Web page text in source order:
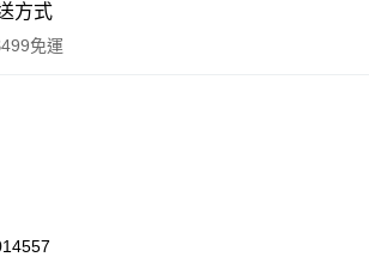
方式
免運
款